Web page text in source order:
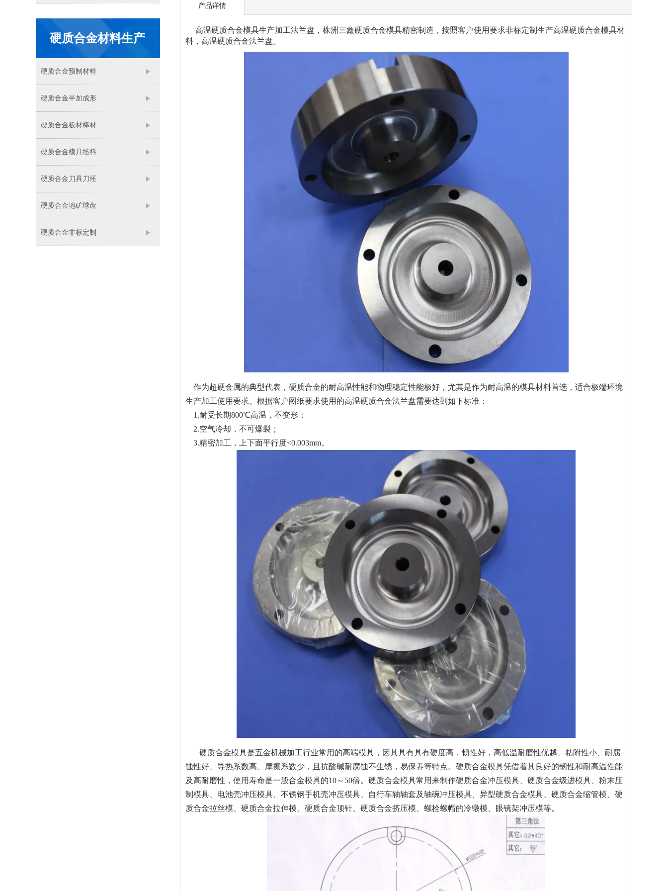
硬质合金材料生产
硬质合金预制材料
硬质合金半加成形
硬质合金板材棒材
硬质合金模具坯料
硬质合金刀具刀坯
硬质合金地矿球齿
硬质合金非标定制
产品详情
高温硬质合金模具生产加工法兰盘，株洲三鑫硬质合金模具精密制造，按照客户使用要求非标定制生产高温硬质合金模具材
料，高温硬质合金法兰盘。
作为超硬金属的典型代表，硬质合金的耐高温性能和物理稳定性能极好，尤其是作为耐高温的模具材料首选，适合极端环境
生产加工使用要求。根据客户图纸要求使用的高温硬质合金法兰盘需要达到如下标准：
1.耐受长期800℃高温，不变形；
2.空气冷却，不可爆裂；
3.精密加工，上下面平行度<0.003mm。
硬质合金模具是五金机械加工行业常用的高端模具，因其具有具有硬度高，韧性好，高低温耐磨性优越、粘附性小、耐腐
蚀性好、导热系数高、摩擦系数少，且抗酸碱耐腐蚀不生锈，易保养等特点。硬质合金模具凭借着其良好的韧性和耐高温性能
及高耐磨性，使用寿命是一般合金模具的10～50倍。硬质合金模具常用来制作硬质合金冲压模具、硬质合金级进模具、粉末压
制模具、电池壳冲压模具、不锈钢手机壳冲压模具、自行车轴轴套及轴碗冲压模具、异型硬质合金模具、硬质合金缩管模、硬
质合金拉丝模、硬质合金拉伸模、硬质合金顶针、硬质合金挤压模、螺栓螺帽的冷镦模、眼镜架冲压模等。